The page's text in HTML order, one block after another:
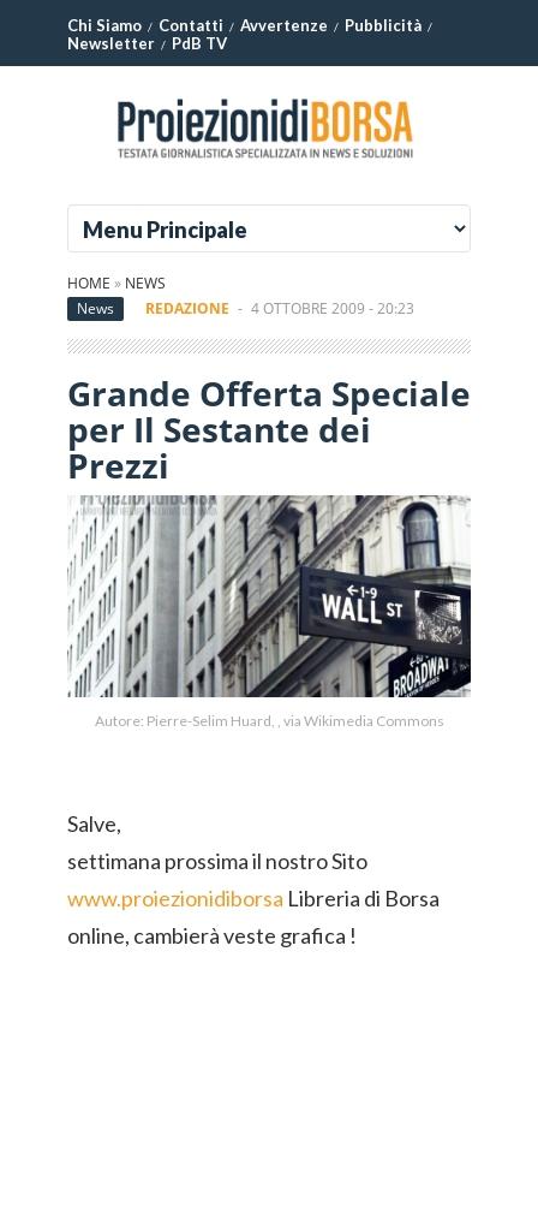
Chi Siamo Contatti Avvertenze
Pubblicità
Newsletter
PdB TV
HOME » NEWS
News
REDAZIONE - 4 OTTOBRE 2009 - 20:23
Grande Offerta Speciale
per Il Sestante dei
Prezzi
Autore: Pierre-Selim Huard, , via Wikimedia Commons
Salve,
settimana prossima il nostro Sito
www.proiezionidiborsa Libreria di Borsa
online, cambierà veste grafica !